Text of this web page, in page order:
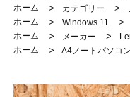
ホーム
> カテゴリー >
ホーム
> Windows 11 >
ホーム
> メーカー >
ホーム
> A4ノートパソコン